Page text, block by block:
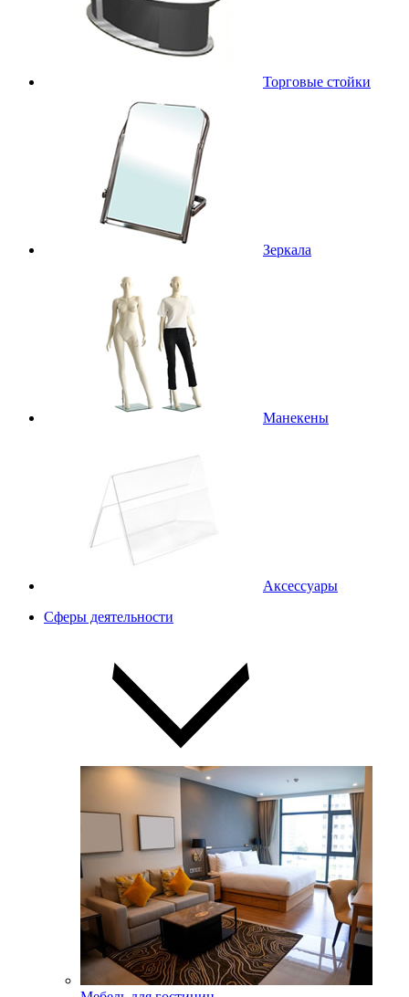
Торговые стойки
Зеркала
Манекены
Аксессуары
Сферы деятельности